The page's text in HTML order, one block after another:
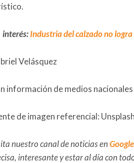
interés:Industria del calzado no
Velásquez
información de medios nacionales
de imagen referencial:
nuestro canal de noticias en
interesante y estar al día con